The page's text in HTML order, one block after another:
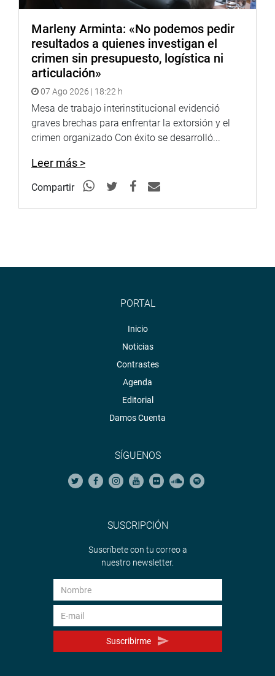
Marleny Arminta: «No podemos pedir
resultados a quienes investigan el
crimen sin presupuesto, logística ni
articulación»
07 Ago 2026 | 18:22 h
Mesa de trabajo interinstitucional evidenció
graves brechas para enfrentar la extorsión y el
crimen organizado Con éxito se desarrolló...
Leer más >
Compartir
PORTAL
Inicio
Noticias
Contrastes
Agenda
Editorial
Damos Cuenta
SÍGUENOS
SUSCRIPCIÓN
Suscríbete con tu correo a
nuestro newsletter.
Suscribirme